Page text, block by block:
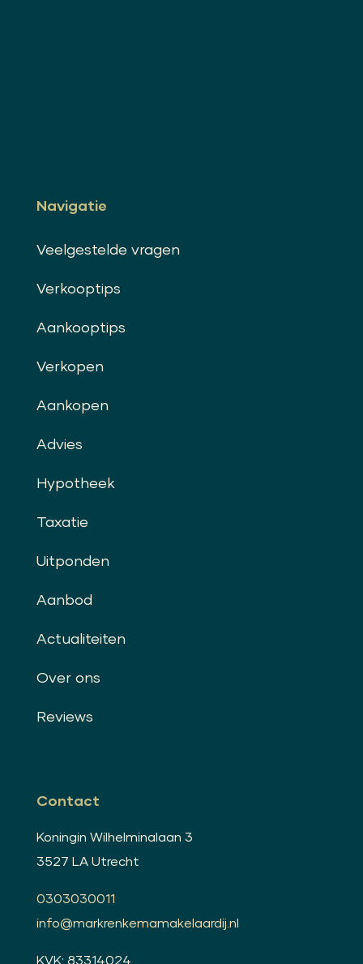
Navigatie
Veelgestelde vragen
Verkooptips
Aankooptips
Verkopen
Aankopen
Advies
Hypotheek
Taxatie
Uitponden
Aanbod
Actualiteiten
Over ons
Reviews
Contact
Koningin Wilhelminalaan 3
3527 LA Utrecht
0303030011
info@markrenkemamakelaardij.nl
KVK: 83314024